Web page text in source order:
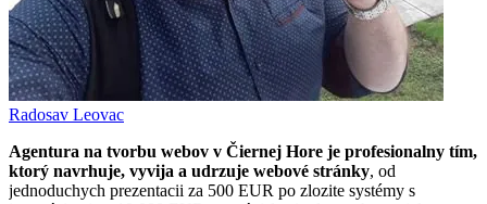
Radosav Leovac
Agentura na tvorbu webov v Čiernej Hore je profesionalny tím,
ktorý navrhuje, vyvija a udrzuje webové stránky, od
jednoduchych prezentacii za 500 EUR po zlozite systémy s